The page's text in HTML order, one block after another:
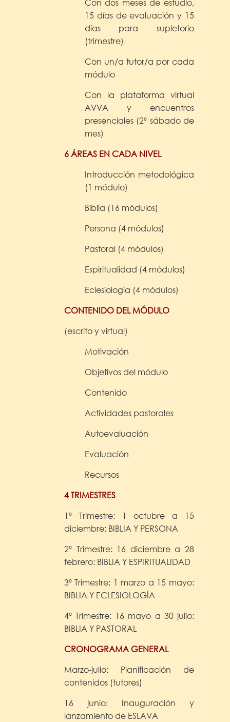
15 días de evaluación y 15
días para supletorio
(trimestre)
Con un/a tutor/a por cada
módulo
Con la plataforma virtual
AVVA y encuentros
presenciales (2º sábado de
mes)
6 ÁREAS EN CADA NIVEL
Introducción metodológica
(1 módulo)
Biblia (16 módulos)
Persona (4 módulos)
Pastoral (4 módulos)
Espiritualidad (4 módulos)
Eclesiología (4 módulos)
CONTENIDO DEL MÓDULO
(escrito y virtual)
Motivación
Objetivos del módulo
Contenido
Actividades pastorales
Autoevaluación
Evaluación
Recursos
4 TRIMESTRES
1º Trimestre: 1 octubre a 15
diciembre: BIBLIA Y PERSONA
2º Trimestre: 16 diciembre a 28
febrero: BIBLIA Y ESPIRITUALIDAD
3º Trimestre: 1 marzo a 15 mayo:
BIBLIA Y ECLESIOLOGÍA
4º Trimestre: 16 mayo a 30 julio:
BIBLIA Y PASTORAL
CRONOGRAMA GENERAL
Marzo-julio: Planificación de
contenidos (tutores)
16 junio: Inauguración y
lanzamiento de ESLAVA